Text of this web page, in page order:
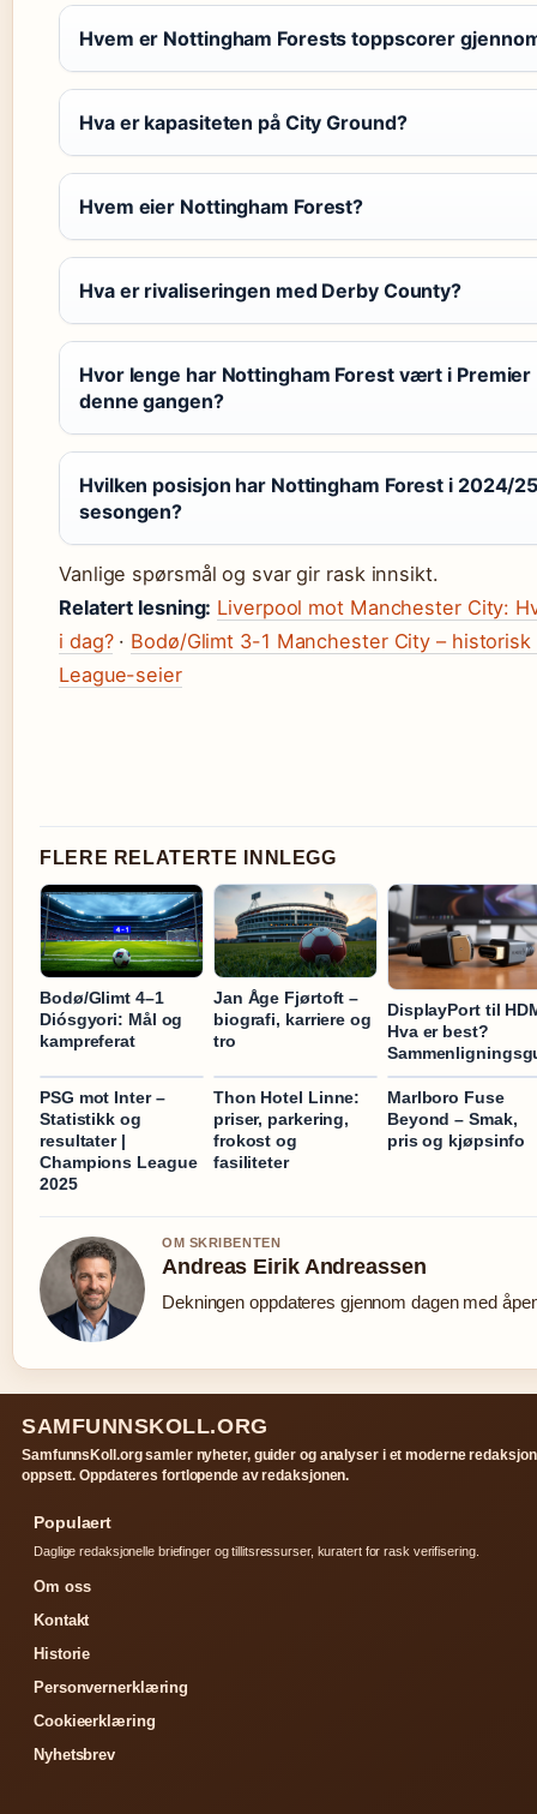
Hvem er Nottingham Forests toppscorer
Hva er kapasiteten på City Ground?
Hvem eier Nottingham Forest?
Hva er rivaliseringen med Derby County?
Hvor lenge har Nottingham Forest vært i Premier
denne gangen?
Hvilken posisjon har Nottingham Forest i 2024/
sesongen?
Vanlige spørsmål og svar gir rask innsikt.
Relatert lesning: Liverpool mot Manchester City:
i dag?· Bodø/Glimt 3-1 Manchester City – historisk
League-seier
FLERE RELATERTE INNLEGG
Bodø/Glimt 4–1
Diósgyori: Mål og
kampreferat
Jan Åge Fjørtoft –
biografi, karriere og
tro
DisplayPort til
Hva er best?
PSG mot Inter –
Statistikk og
resultater |
Champions League
2025
Thon Hotel Linne:
priser, parkering,
frokost og
fasiliteter
Marlboro Fuse
Beyond – Smak,
pris og kjøpsinfo
OM SKRIBENTEN
Andreas Eirik Andreassen
Dekningen oppdateres gjennom dagen med
SAMFUNNSKOLL.ORG
SamfunnsKoll.org samler nyheter, guider og analyser i et moderne
oppsett. Oppdateres fortlopende av redaksjonen.
Populaert
Daglige redaksjonelle briefinger og tillitsressurser, kuratert for rask verifisering.
Om oss
Kontakt
Historie
Personvernerklæring
Cookieerklæring
Nyhetsbrev